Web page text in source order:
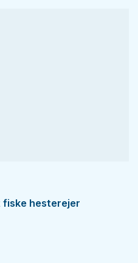
hesterejer